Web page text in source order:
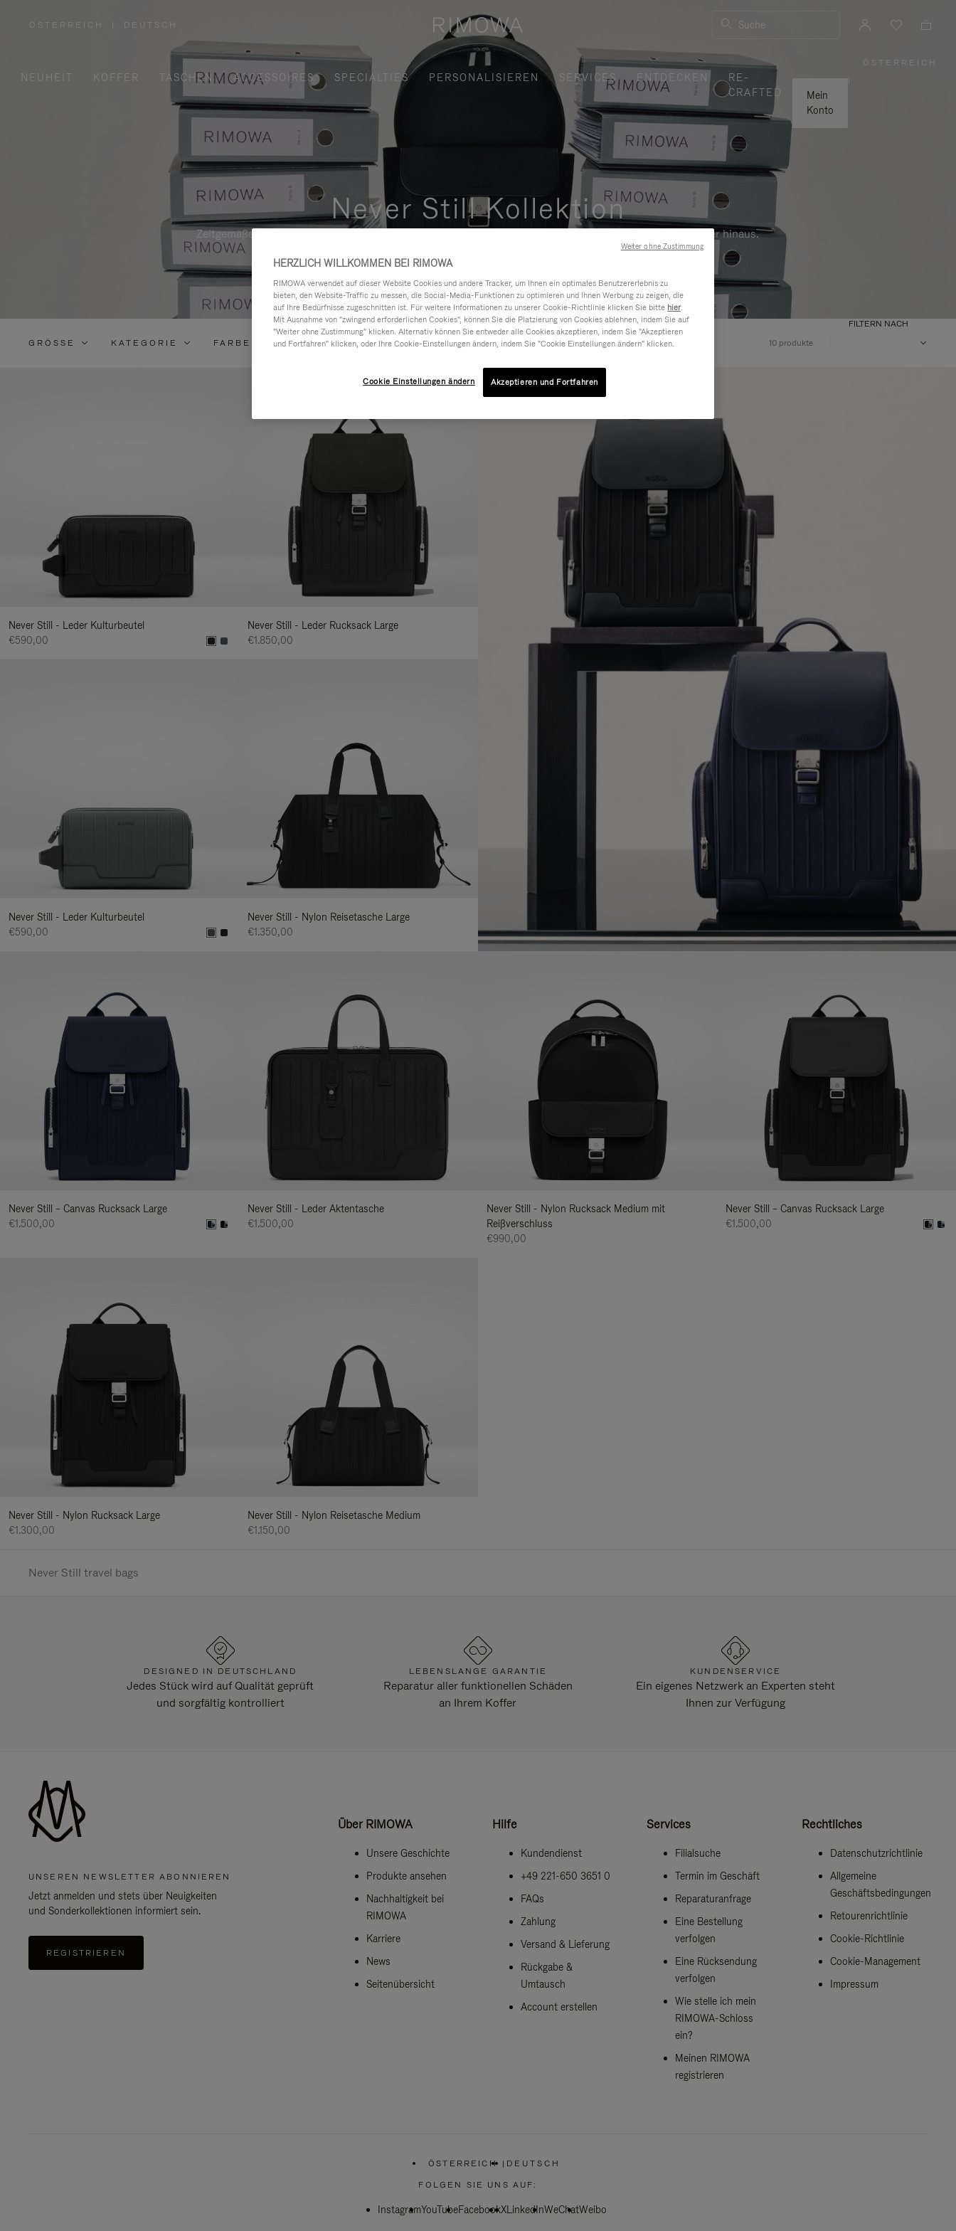
ÖSTERREICH
,
AUS
DEUTSCH Suche
NEUHEIT KOFFER TASCHEN ACCESSOIRES SPECIALTIES PERSONALISIEREN SERVICES ENTDECKEN
RE-
CRAFTED
Mein
Konto
ÖSTERREICH
|
Never Still Kollektion
Zeitgemäße, funktionale und elegante Lösung für das tägliche Pendeln in der Stadt, im Beruf und darüber hinaus.
Verfeinern
mit:
GRÖSSE KATEGORIE FARBE MATERIAL KOLLEKTION MERKMALE 10 produkte
FILTERN NACH
Never Still - Leder Kulturbeutel
€590,00
Never Still - Leder Rucksack Large
€1.850,00
Never Still - Leder Kulturbeutel
€590,00
Never Still - Nylon Reisetasche Large
€1.350,00
Never Still – Canvas Rucksack Large
€1.500,00
Never Still - Leder Aktentasche
€1.500,00
Never Still - Nylon Rucksack Medium mit
Reißverschluss
€990,00
Never Still – Canvas Rucksack Large
€1.500,00
Never Still - Nylon Rucksack Large
€1.300,00
Never Still - Nylon Reisetasche Medium
€1.150,00
Never Still travel bags
DESIGNED IN DEUTSCHLAND
Jedes Stück wird auf Qualität geprüft
und sorgfältig kontrolliert
LEBENSLANGE GARANTIE
Reparatur aller funktionellen Schäden
an Ihrem Koffer
KUNDENSERVICE
Ein eigenes Netzwerk an Experten steht
Ihnen zur Verfügung
UNSEREN NEWSLETTER ABONNIEREN
Jetzt anmelden und stets über Neuigkeiten
und Sonderkollektionen informiert sein.
REGISTRIEREN
Über RIMOWA
Unsere Geschichte
Produkte ansehen
Nachhaltigkeit bei
RIMOWA
Karriere
News
Seitenübersicht
Hilfe
Kundendienst
+49 221-650 3651 0
FAQs
Zahlung
Versand & Lieferung
Rückgabe &
Umtausch
Account erstellen
Services
Filialsuche
Termin im Geschäft
Reparaturanfrage
Eine Bestellung
verfolgen
Eine Rücksendung
verfolgen
Wie stelle ich mein
RIMOWA-Schloss
ein?
Meinen RIMOWA
registrieren
Rechtliches
Datenschutzrichtlinie
Allgemeine
Geschäftsbedingungen
Retourenrichtlinie
Cookie-Richtlinie
Cookie-Management
Impressum
ÖSTERREICH
WÄHLEN
SIE
REGION
| DEUTSCH
FOLGEN SIE UNS AUF:
InstagramYouTubeFacebookXLinkedInWeChatWeibo
HERZLICH WILLKOMMEN BEI RIMOWA
RIMOWA verwendet auf dieser Website Cookies und andere Tracker, um Ihnen ein optimales Benutzererlebnis zu
bieten, den Website-Traffic zu messen, die Social-Media-Funktionen zu optimieren und Ihnen Werbung zu zeigen, die
auf Ihre Bedürfnisse zugeschnitten ist. Für weitere Informationen zu unserer Cookie-Richtlinie klicken Sie bitte hier.
Mit Ausnahme von "zwingend erforderlichen Cookies", können Sie die Platzierung von Cookies ablehnen, indem Sie auf
"Weiter ohne Zustimmung" klicken. Alternativ können Sie entweder alle Cookies akzeptieren, indem Sie "Akzeptieren
und Fortfahren" klicken, oder Ihre Cookie-Einstellungen ändern, indem Sie "Cookie Einstellungen ändern" klicken.
Cookie Einstellungen ändern Akzeptieren und Fortfahren
Weiter ohne Zustimmung